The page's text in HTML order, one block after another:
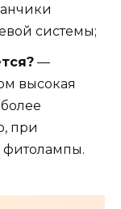
системы;
—
высокая
при
фитолампы.